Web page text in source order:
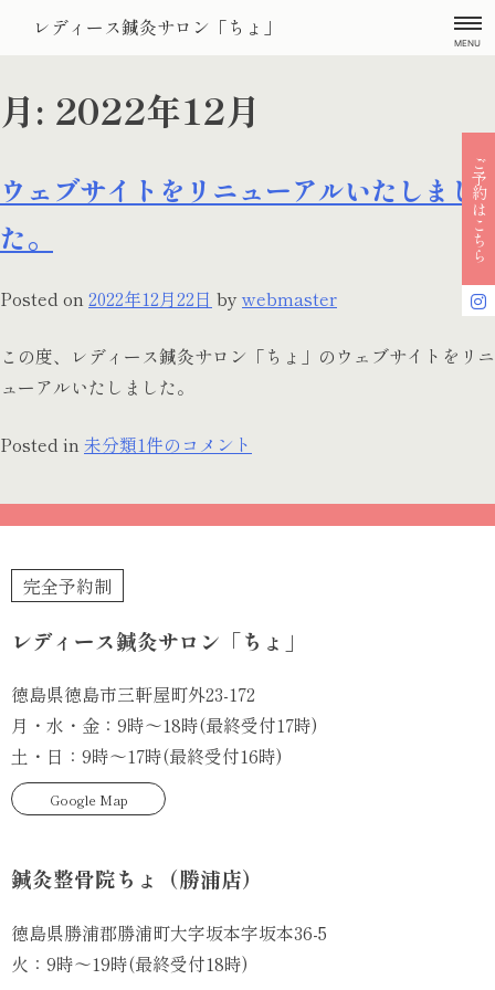
レディース鍼灸サロン「ちょ」
MENU
月: 2022年12月
ウェブサイトをリニューアルいたしまし
た。
Posted on 2022年12月22日 by webmaster
この度、レディース鍼灸サロン「ちょ」のウェブサイトをリニ
ューアルいたしました。
Posted in 未分類ウ
ブ
を
リ
ニ
ュ
ー
ア
ル
た
ま
し
1件のコメント
ご予約はこちら
完全予約制
レディース鍼灸サロン「ちょ」
徳島県徳島市三軒屋町外23-172
月・水・金：9時～18時(最終受付17時)
土・日：9時～17時(最終受付16時)
Google Map
鍼灸整骨院ちょ（勝浦店）
徳島県勝浦郡勝浦町大字坂本字坂本36-5
火：9時～19時(最終受付18時)